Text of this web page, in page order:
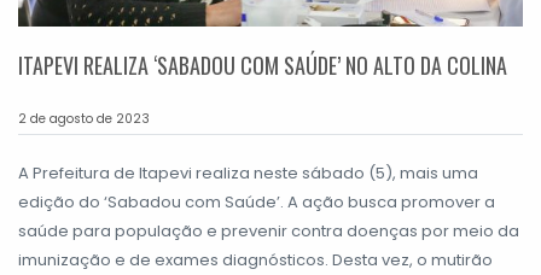
ITAPEVI REALIZA ‘SABADOU COM SAÚDE’ NO ALTO DA COLINA
2 de agosto de 2023
A Prefeitura de Itapevi realiza neste sábado (5), mais uma
edição do ‘Sabadou com Saúde’. A ação busca promover a
saúde para população e prevenir contra doenças por meio da
imunização e de exames diagnósticos. Desta vez, o mutirão